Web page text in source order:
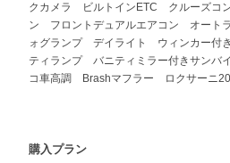
クカメラ ビルトインETC クルーズコ
ン フロントデュアルエアコン オート
ォグランプ デイライト ウィンカー付
ティランプ バニティミラー付きサン
コ車高調 Brashマフラー ロクサーニ20
購入プラン